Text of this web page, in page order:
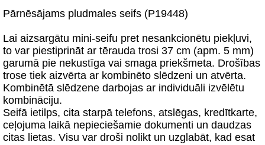
Pārnēsājams pludmales seifs (P19448)
Lai aizsargātu mini-seifu pret nesankcionētu piekļuvi,
to var piestiprināt ar tērauda trosi 37 cm (apm. 5 mm)
garumā pie nekustīga vai smaga priekšmeta. Drošības
trose tiek aizvērta ar kombinēto slēdzeni un atvērta.
Kombinētā slēdzene darbojas ar individuāli izvēlētu
kombināciju.
Seifā ietilps, cita starpā telefons, atslēgas, kredītkarte,
ceļojuma laikā nepieciešamie dokumenti un daudzas
citas lietas. Visu var droši nolikt un uzglabāt, kad esat